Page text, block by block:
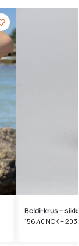
Beldi-krus –
156,40 NOK–